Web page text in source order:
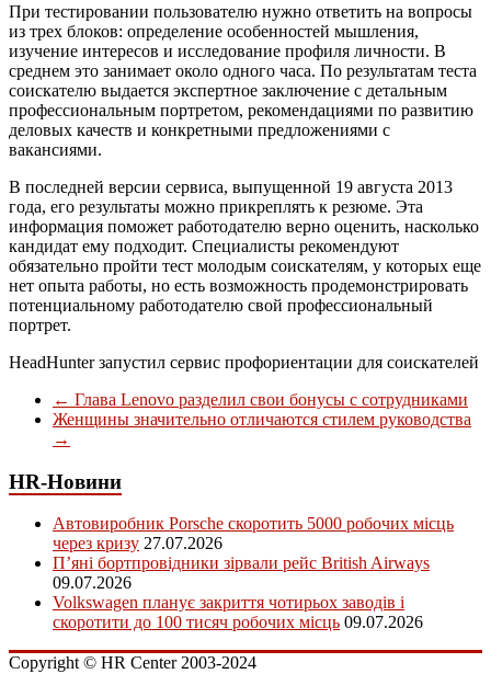
При тестировании пользователю нужно ответить на вопросы
из трех блоков: определение особенностей мышления,
изучение интересов и исследование профиля личности. В
среднем это занимает около одного часа. По результатам теста
соискателю выдается экспертное заключение с детальным
профессиональным портретом, рекомендациями по развитию
деловых качеств и конкретными предложениями с
вакансиями.
В последней версии сервиса, выпущенной 19 августа 2013
года, его результаты можно прикреплять к резюме. Эта
информация поможет работодателю верно оценить, насколько
кандидат ему подходит. Специалисты рекомендуют
обязательно пройти тест молодым соискателям, у которых еще
нет опыта работы, но есть возможность продемонстрировать
потенциальному работодателю свой профессиональный
портрет.
HeadHunter запустил сервис профориентации для соискателей
← Глава Lenovo разделил свои бонусы с сотрудниками
Женщины значительно отличаются стилем руководства
→
HR-Новини
Автовиробник Porsche скоротить 5000 робочих місць
через кризу 27.07.2026
П’яні бортпровідники зірвали рейс British Airways
09.07.2026
Volkswagen планує закриття чотирьох заводів і
скоротити до 100 тисяч робочих місць 09.07.2026
Copyright © HR Center 2003-2024